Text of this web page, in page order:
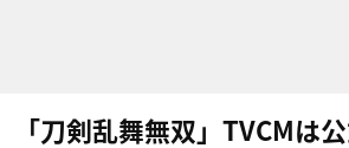
「刀剣乱舞無双」TVCMは